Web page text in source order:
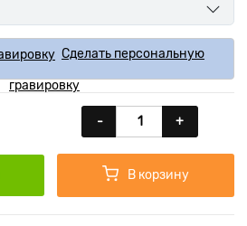
Сделать персональную
гравировку
- +
В корзину